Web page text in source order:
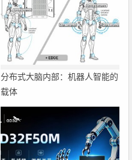
分布式大脑内部：机器人智能的
载体